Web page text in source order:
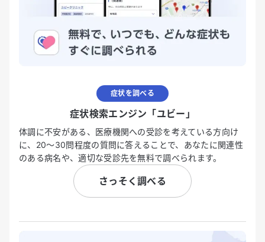
症状を調べる
症状検索エンジン「ユビー」
体調に不安がある、医療機関への受診を考えている方向け
に、20〜30問程度の質問に答えることで、あなたに関連性
のある病名や、適切な受診先を無料で調べられます。
さっそく調べる